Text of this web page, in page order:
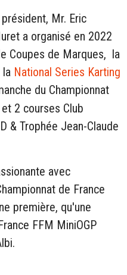
Mr. Eric
a organisé en 2022
Coupes de Marques, la
National Series Karting
du Championnat
2 courses Club
& Trophée Jean-Claude
avec
de France
première, qu'une
FFM MiniOGP